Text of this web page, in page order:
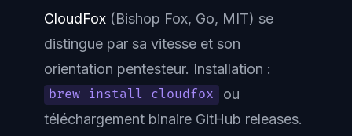
CloudFox (Bishop Fox, Go, MIT) se
distingue par sa vitesse et son
orientation pentesteur. Installation :
brew install cloudfox
ou
téléchargement binaire GitHub releases.